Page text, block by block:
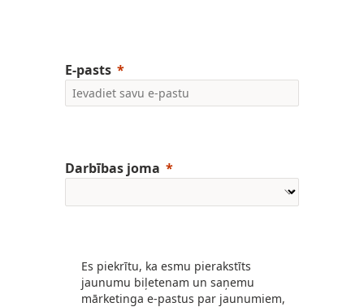
E-pasts
Darbības joma
Es piekrītu, ka esmu pierakstīts
jaunumu biļetenam un saņemu
mārketinga e-pastus par jaunumiem,